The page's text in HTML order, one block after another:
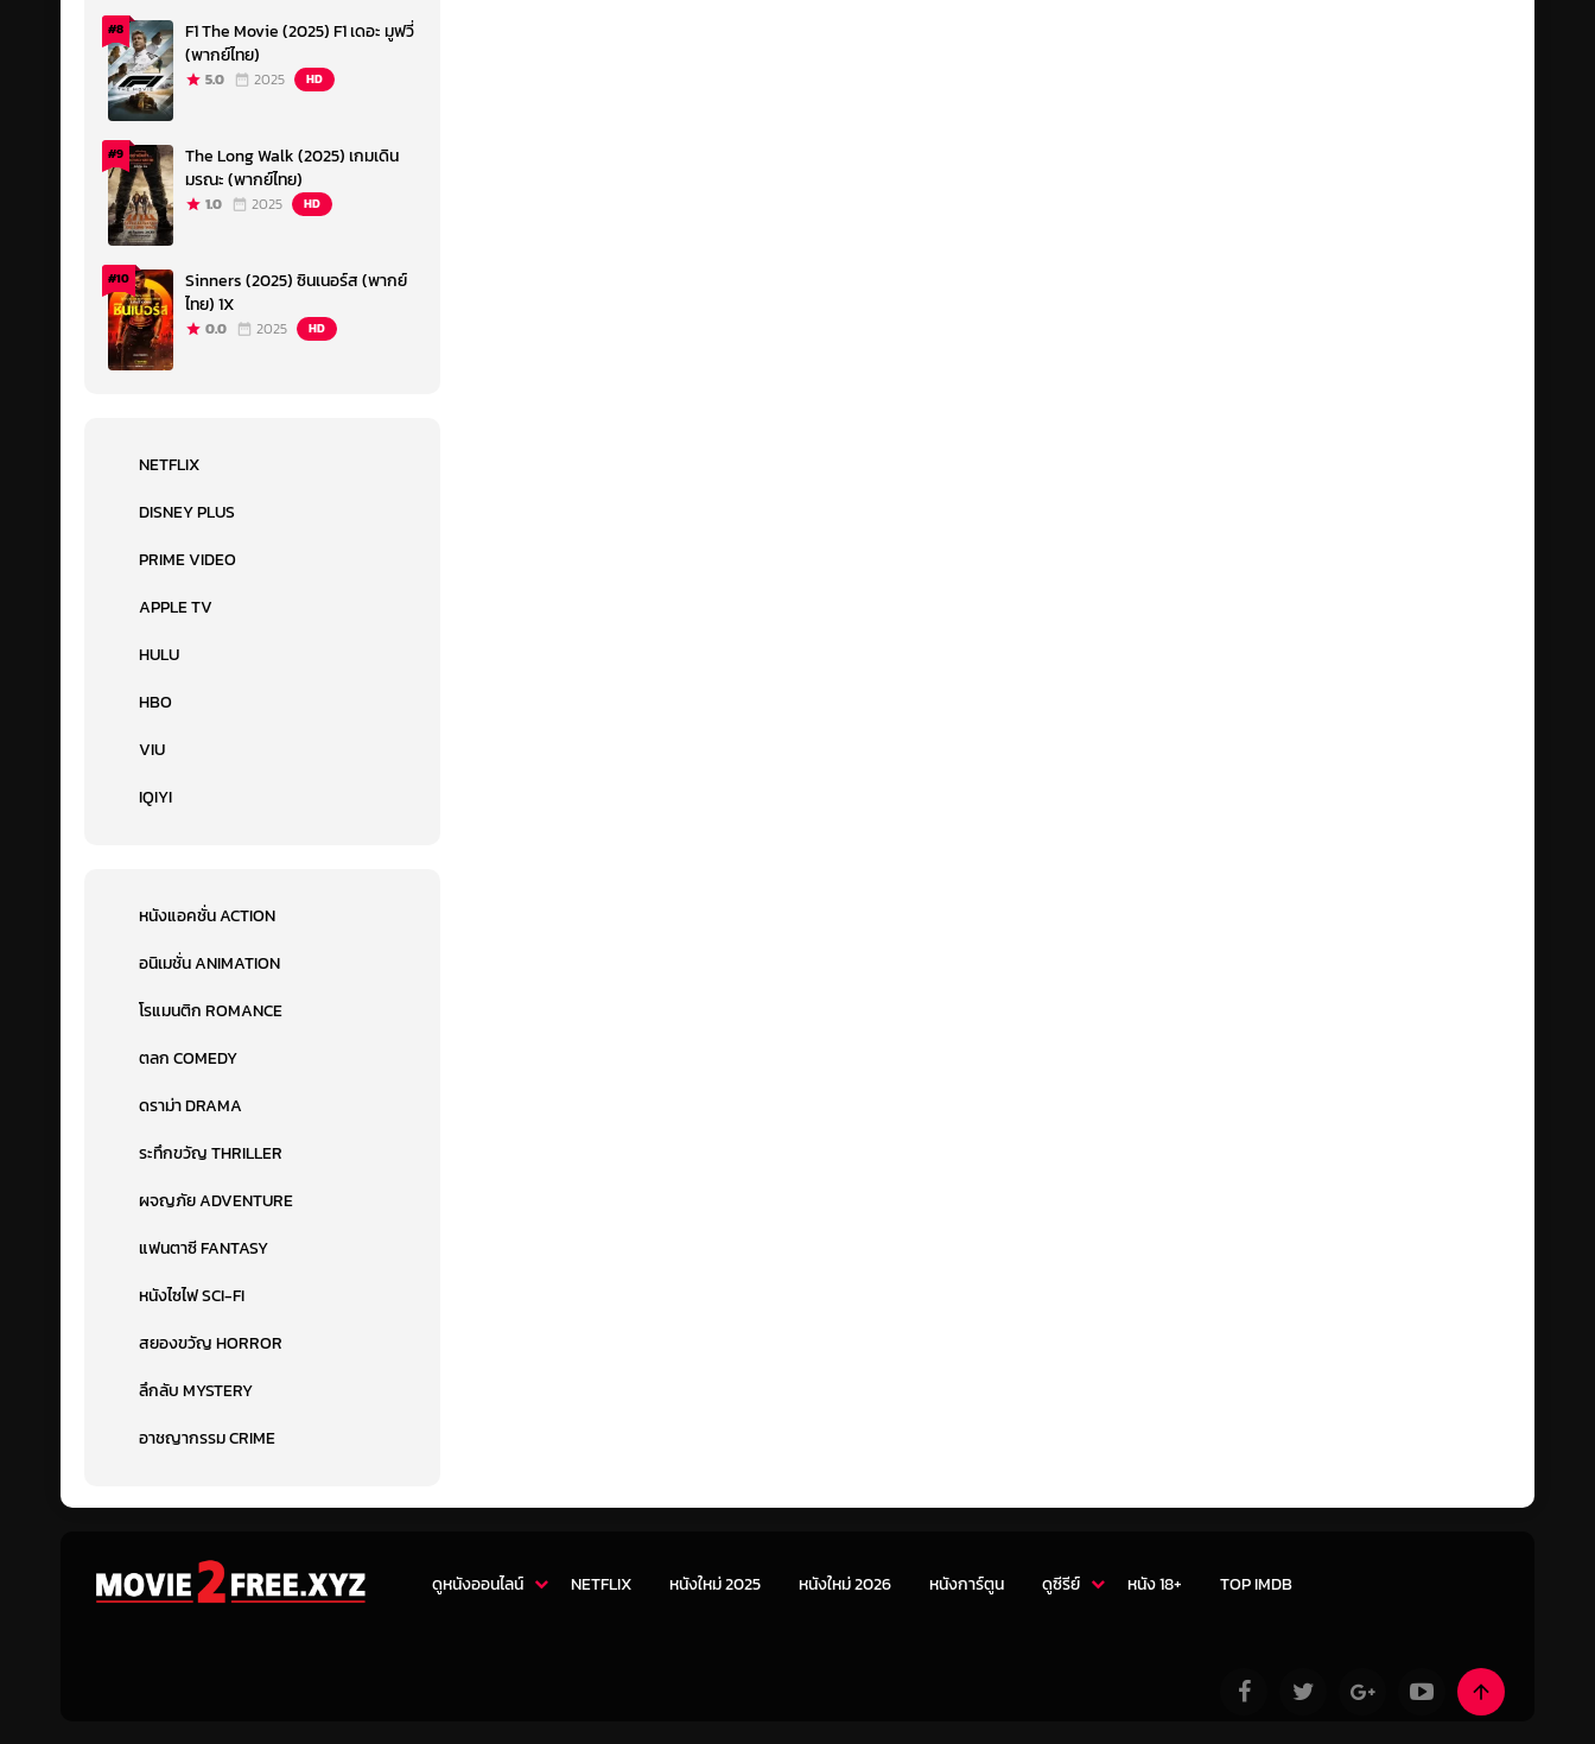
#8
F1 The Movie (2025) F1 เดอะ มูฟวี่
(พากย์ไทย)
5.0 2025 HD
#9
The Long Walk (2025) เกมเดิน
มรณะ (พากย์ไทย)
1.0 2025 HD
#10
Sinners (2025) ซินเนอร์ส (พากย์
ไทย) 1X
0.0 2025 HD
NETFLIX
DISNEY PLUS
PRIME VIDEO
APPLE TV
HULU
HBO
VIU
IQIYI
หนังแอคชั่น ACTION
อนิเมชั่น ANIMATION
โรแมนติก ROMANCE
ตลก COMEDY
ดราม่า DRAMA
ระทึกขวัญ THRILLER
ผจญภัย ADVENTURE
แฟนตาซี FANTASY
หนังไซไฟ SCI-FI
สยองขวัญ HORROR
ลึกลับ MYSTERY
อาชญากรรม CRIME
ดูหนังออนไลน์ NETFLIX หนังใหม่ 2025 หนังใหม่ 2026 หนังการ์ตูน ดูซีรีย์ หนัง 18+ TOP IMDB